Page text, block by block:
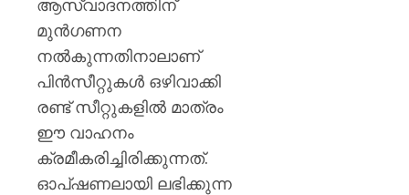
ആസ്വാദനത്തിന്
മുൻഗണന
നൽകുന്നതിനാലാണ്
പിൻസീറ്റുകൾ ഒഴിവാക്കി
രണ്ട് സീറ്റുകളിൽ മാത്രം
ഈ വാഹനം
ക്രമീകരിച്ചിരിക്കുന്നത്.
ഓപ്ഷണലായി ലഭിക്കുന്ന